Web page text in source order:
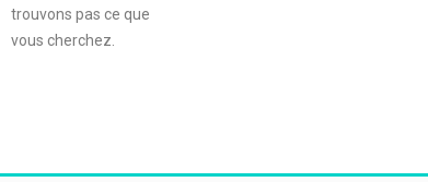
trouvons pas ce que
vous cherchez.